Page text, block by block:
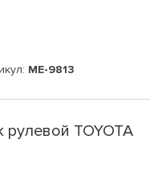
ME-9813
TOYOTA